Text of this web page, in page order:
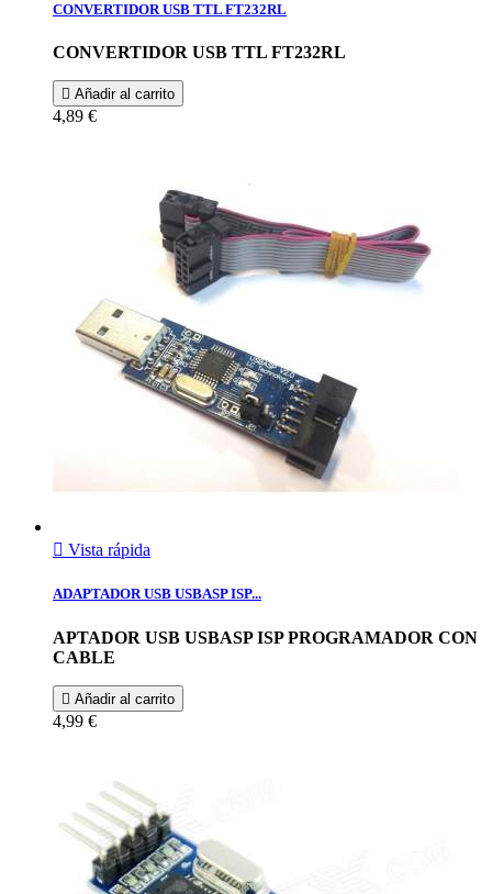
CONVERTIDOR USB TTL FT232RL
CONVERTIDOR USB TTL FT232RL
 Añadir al carrito
4,89 €
 Vista rápida
ADAPTADOR USB USBASP ISP...
APTADOR USB USBASP ISP PROGRAMADOR CON
CABLE
 Añadir al carrito
4,99 €